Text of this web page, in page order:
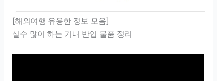
[해외여행 유용한 정보 모음]
실수 많이 하는 기내 반입 물품 정리